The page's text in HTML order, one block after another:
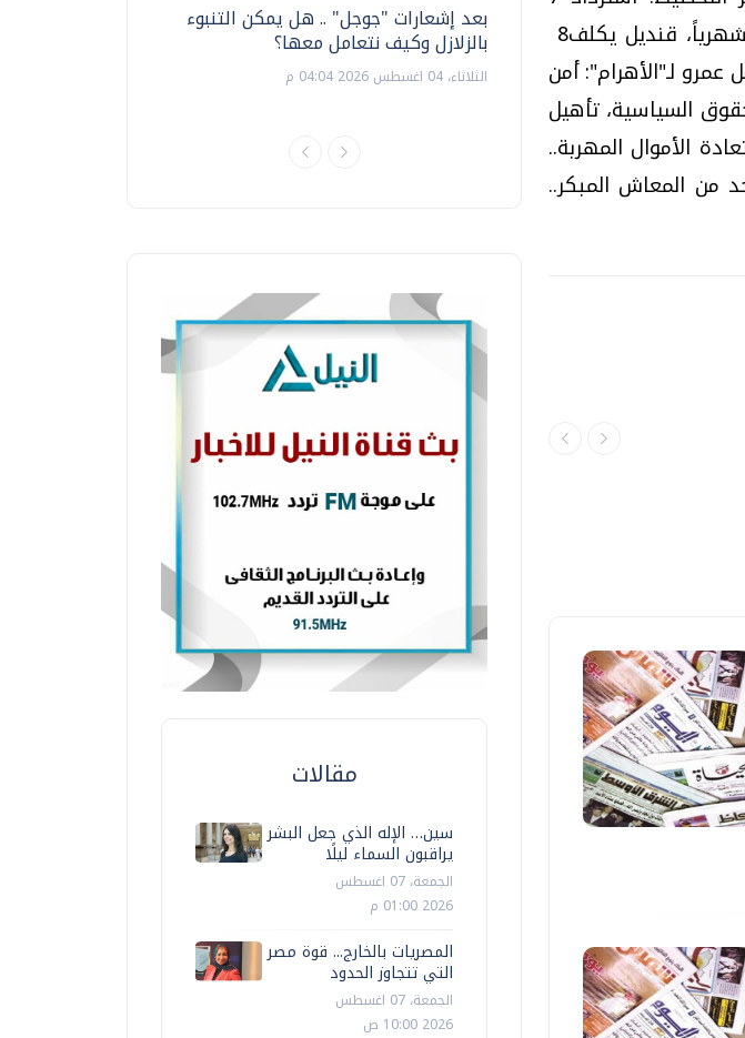
الخارجية محمد كامل عمرو لـ"الأهرام": أمن
السياسية، تأهيل
الأموال المهربة..
من المعاش المبكر..
بعد إشعارات "جوجل" .. هل يمكن التنبوء
بالزلازل وكيف نتعامل معها؟
الثلاثاء، 04 اغسطس 2026 04:04 م
الجامعي .. تساؤلات
مقالات
سين… الإله الذي جعل البشر
يراقبون السماء ليلًا
الجمعة، 07 اغسطس
2026 01:00 م
المصريات بالخارج... قوة مصر
التي تتجاوز الحدود
الجمعة، 07 اغسطس
2026 10:00 ص